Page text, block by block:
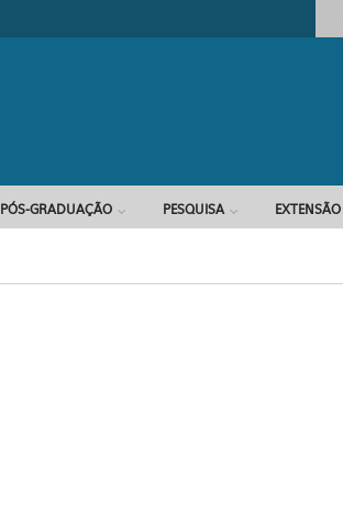
Formulário de busca
PÓS-GRADUAÇÃO PESQUISA EXTENSÃO